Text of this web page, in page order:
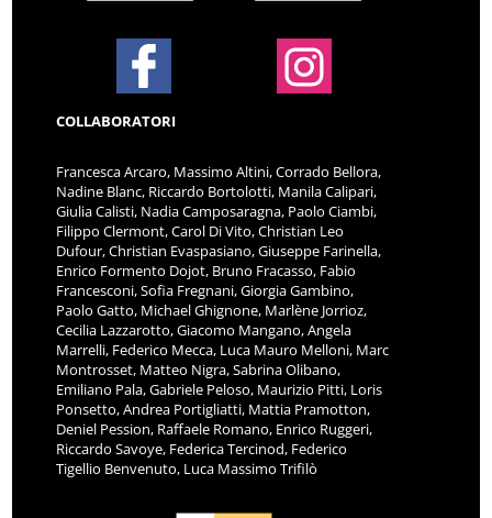
COLLABORATORI
Francesca Arcaro, Massimo Altini, Corrado Bellora,
Nadine Blanc, Riccardo Bortolotti, Manila Calipari,
Giulia Calisti, Nadia Camposaragna, Paolo Ciambi,
Filippo Clermont, Carol Di Vito, Christian Leo
Dufour, Christian Evaspasiano, Giuseppe Farinella,
Enrico Formento Dojot, Bruno Fracasso, Fabio
Francesconi, Sofia Fregnani, Giorgia Gambino,
Paolo Gatto, Michael Ghignone, Marlène Jorrioz,
Cecilia Lazzarotto, Giacomo Mangano, Angela
Marrelli, Federico Mecca, Luca Mauro Melloni, Marc
Montrosset, Matteo Nigra, Sabrina Olibano,
Emiliano Pala, Gabriele Peloso, Maurizio Pitti, Loris
Ponsetto, Andrea Portigliatti, Mattia Pramotton,
Deniel Pession, Raffaele Romano, Enrico Ruggeri,
Riccardo Savoye, Federica Tercinod, Federico
Tigellio Benvenuto, Luca Massimo Trifilò